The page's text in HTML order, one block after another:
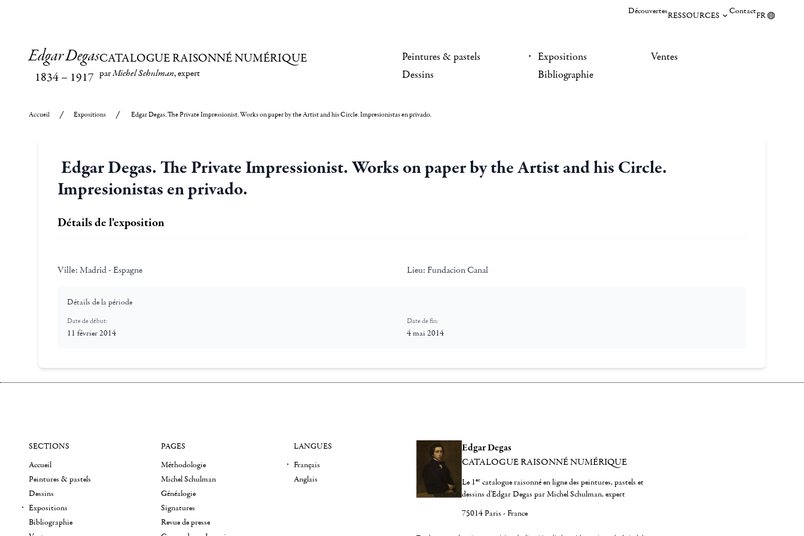
DécouvertesRESSOURCES ContactFR
Edgar Degas
1834– 1917
CATALOGUE RAISONNÉ NUMÉRIQUE
parMichel Schulman, expert
Peintures & pastels
Dessins
Expositions
Bibliographie
Ventes
Accueil Expositions Edgar Degas. The Private Impressionist. Works on paper by the Artist and his Circle. Impresionistas en privado.
Edgar Degas. The Private Impressionist. Works on paper by the Artist and his Circle.
Impresionistas en privado.
Détails de l'exposition
Ville: Madrid - Espagne Lieu: Fundacion Canal
Détails de la période
Date de début:
11 février 2014
Date de fin:
4 mai 2014
Edgar Degas
CATALOGUE RAISONNÉ NUMÉRIQUE
Le 1er catalogue raisonné en ligne des peintures, pastels et
dessins d'Edgar Degas par Michel Schulman, expert
75014 Paris - France
SECTIONS
Accueil
Peintures & pastels
Dessins
Expositions
Bibliographie
PAGES
Méthodologie
Michel Schulman
Généalogie
Signatures
Revue de presse
LANGUES
Français
Anglais